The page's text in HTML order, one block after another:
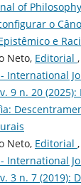
of
o
e
Neto, Editorial ,
International
9 n. 20
Neto, Editorial ,
International
3 n. 7 (2019):